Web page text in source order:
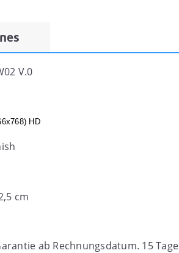
V.0
HD
cm
ab Rechnungsdatum. 15 Tage